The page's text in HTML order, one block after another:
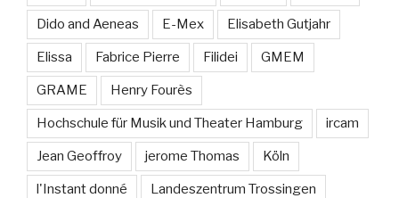
Dido and Aeneas E-Mex Elisabeth Gutjahr
Elissa Fabrice Pierre Filidei GMEM
GRAME Henry Fourès
Hochschule für Musik und Theater Hamburg ircam
Jean Geoffroy jerome Thomas Köln
l'Instant donné Landeszentrum Trossingen